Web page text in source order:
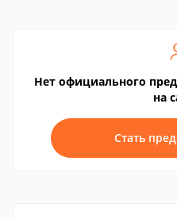
Нет официального
на
Стать